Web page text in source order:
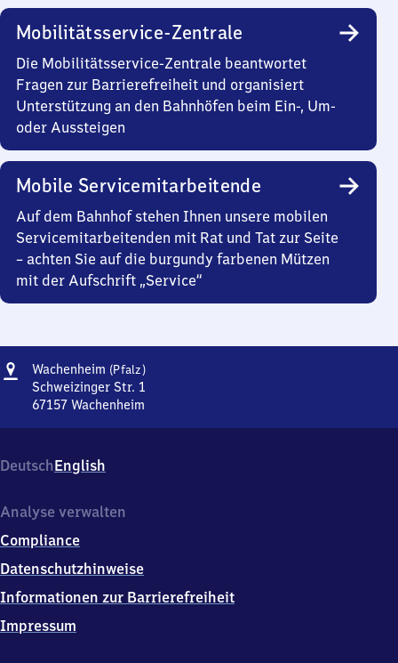
Mobilitätsservice-Zentrale
Die Mobilitätsservice-Zentrale beantwortet
Fragen zur Barrierefreiheit und organisiert
Unterstützung an den Bahnhöfen beim Ein-, Um-
oder Aussteigen
Mobile Servicemitarbeitende
Auf dem Bahnhof stehen Ihnen unsere mobilen
Servicemitarbeitenden mit Rat und Tat zur Seite
– achten Sie auf die burgundy farbenen Mützen
mit der Aufschrift „Service“
Adresse
Wachenheim (Pfalz)Wachenheim
(Pfalz)
Schweizinger Str. 1
67157 Wachenheim
Schweizinger
Str.
6
1
5
Wachenheim
DeutschEnglish
Analyse verwalten
Compliance
Datenschutzhinweise
Informationen zur Barrierefreiheit
Impressum